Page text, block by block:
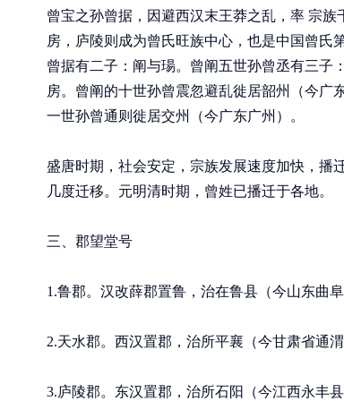
曾宝之孙曾据，因避西汉末王莽之乱，率 宗
房，庐陵则成为曾氏旺族中心，也是中国曾氏
曾据有二子：阐与瑒。曾阐五世孙曾丞有三子
房。曾阐的十世孙曾震忽避乱徙居韶州（今广
一世孙曾通则徙居交州（今广东广州）。
盛唐时期，社会安定，宗族发展速度加快，播
几度迁移。元明清时期，曾姓已播迁于各地。
三、郡望堂号
1.鲁郡。汉改薛郡置鲁，治在鲁县（今山东曲
2.天水郡。西汉置郡，治所平襄（今甘肃省通渭
3.庐陵郡。东汉置郡，治所石阳（今江西永丰